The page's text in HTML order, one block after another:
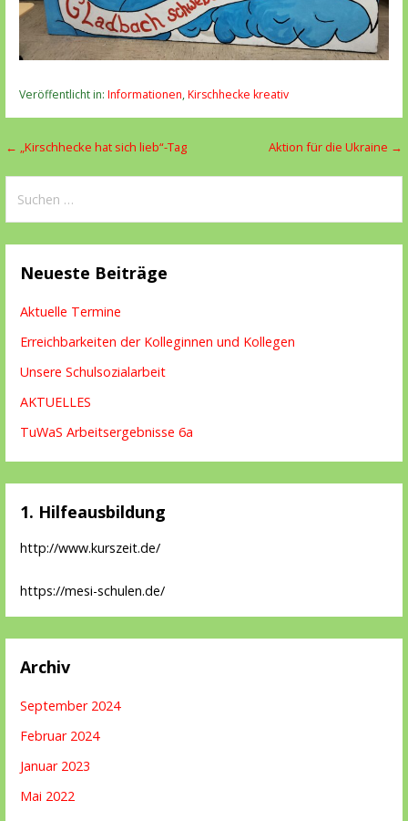
Veröffentlicht in: Informationen,Kirschhecke kreativ
Beitragsnavigation
← „Kirschhecke hat sich lieb“-Tag Aktion für die Ukraine →
nach:
Neueste Beiträge
Aktuelle Termine
Erreichbarkeiten der Kolleginnen und Kollegen
Unsere Schulsozialarbeit
AKTUELLES
TuWaS Arbeitsergebnisse 6a
1. Hilfeausbildung
http://www.kurszeit.de/
https://mesi-schulen.de/
Archiv
September 2024
Februar 2024
Januar 2023
Mai 2022